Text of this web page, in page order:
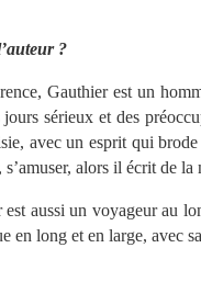
?
Gauthier est un
jours sérieux et des
avec un esprit qui
s’amuser, alors il écrit de la
est aussi un voyageur au
en long et en large, avec